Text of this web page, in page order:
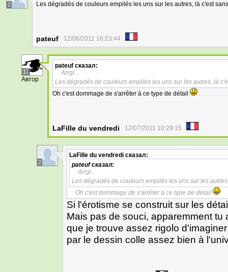
2
Les dégradés de couleurs empilés les uns sur les autres, là c'est
pateuf 12/06/2011 16:23:44
17
Автор
pateuf сказал:
Arrgl...
Les dégradés de couleurs empilés les uns sur les autres, là
Oh c'est dommage de s'arrêter à ce type de détail
LaFille du vendredi 12/07/2011 10:29:15
2
LaFille du vendredi сказал:
pateufсказал:
Arrgl...
Les dégradés de couleurs empilés les uns sur les
Oh c'est dommage de s'arrêter à ce type de détail
Si l'érotisme se construit sur les
Mais pas de souci, apparemment
que je trouve assez rigolo
par le dessin colle assez bien à